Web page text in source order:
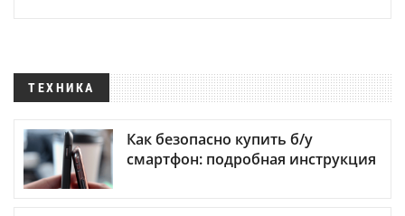
ТЕХНИКА
Как безопасно купить б/у
смартфон: подробная инструкция